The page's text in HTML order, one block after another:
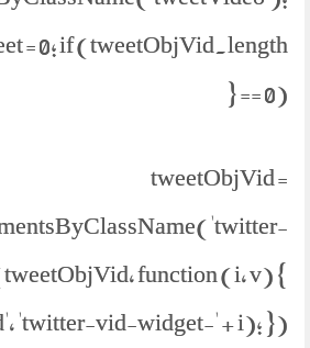
= 0; if (tweetObjVid.length
== 0) {
tweetObjVid =
function (i, v) {
'twitter-vid-widget-' + i); });